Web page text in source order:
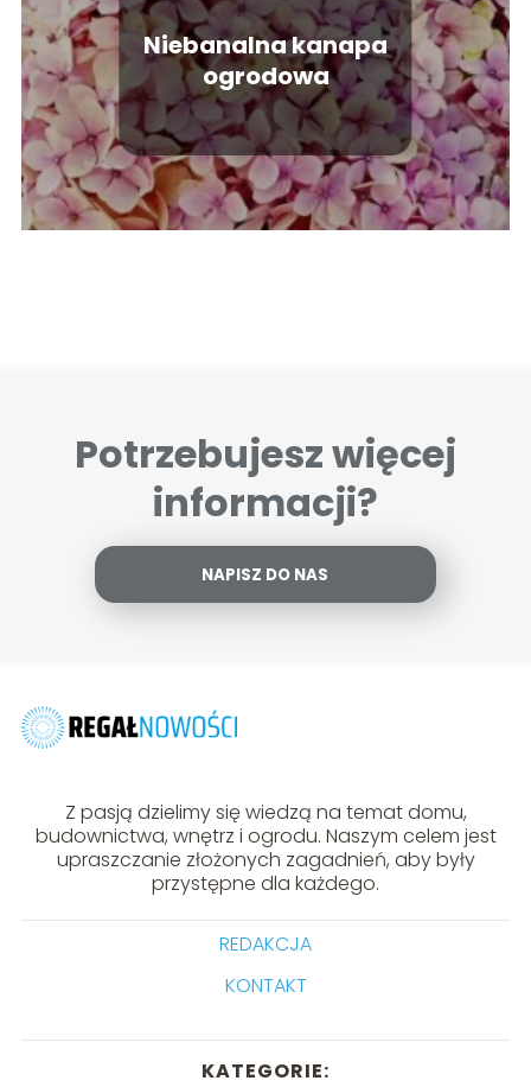
Niebanalna kanapa
ogrodowa
Potrzebujesz więcej
informacji?
NAPISZ DO NAS
Z pasją dzielimy się wiedzą na temat domu,
budownictwa, wnętrz i ogrodu. Naszym celem jest
upraszczanie złożonych zagadnień, aby były
przystępne dla każdego.
REDAKCJA
KONTAKT
KATEGORIE: